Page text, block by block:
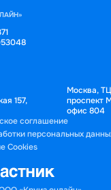
157,
Москва,
проспект
офис 804
соглашение
персональных
Cookies